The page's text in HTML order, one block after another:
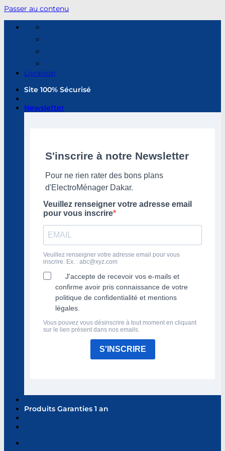
Passer au contenu
Livraison
Site 100% Sécurisé
Newsletter
S'inscrire à notre Newsletter
Pour ne rien rater des bons plans
d'ElectroMénager Dakar.
Veuillez renseigner votre adresse email
pour vous inscrire
Veuillez renseigner votre adresse email pour vous
inscrire. Ex. : abc@xyz.com
J'accepte de recevoir vos e-mails et
confirme avoir pris connaissance de votre
politique de confidentialité et mentions
légales.
Vous pouvez vous désinscrire à tout moment en cliquant
sur le lien présent dans nos emails.
S'INSCRIRE
Produits Garanties 1 an